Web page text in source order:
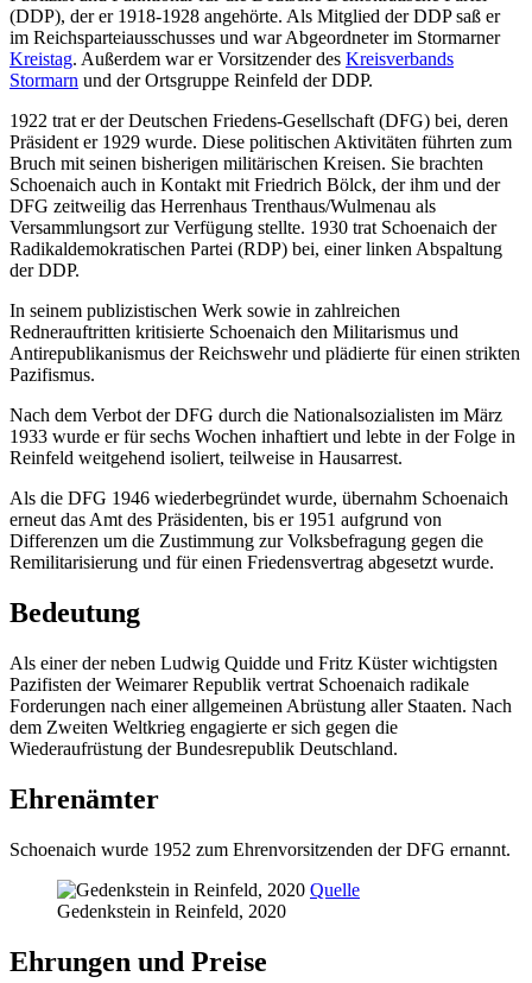
(DDP), der er 1918-1928 angehörte. Als Mitglied der DDP saß er
im Reichsparteiausschusses und war Abgeordneter im Stormarner
Kreistag. Außerdem war er Vorsitzender des Kreisverbands
Stormarn und der Ortsgruppe Reinfeld der DDP.
1922 trat er der Deutschen Friedens-Gesellschaft (DFG) bei, deren
Präsident er 1929 wurde. Diese politischen Aktivitäten führten zum
Bruch mit seinen bisherigen militärischen Kreisen. Sie brachten
Schoenaich auch in Kontakt mit Friedrich Bölck, der ihm und der
DFG zeitweilig das Herrenhaus Trenthaus/Wulmenau als
Versammlungsort zur Verfügung stellte. 1930 trat Schoenaich der
Radikaldemokratischen Partei (RDP) bei, einer linken Abspaltung
der DDP.
In seinem publizistischen Werk sowie in zahlreichen
Rednerauftritten kritisierte Schoenaich den Militarismus und
Antirepublikanismus der Reichswehr und plädierte für einen strikten
Pazifismus.
Nach dem Verbot der DFG durch die Nationalsozialisten im März
1933 wurde er für sechs Wochen inhaftiert und lebte in der Folge in
Reinfeld weitgehend isoliert, teilweise in Hausarrest.
Als die DFG 1946 wiederbegründet wurde, übernahm Schoenaich
erneut das Amt des Präsidenten, bis er 1951 aufgrund von
Differenzen um die Zustimmung zur Volksbefragung gegen die
Remilitarisierung und für einen Friedensvertrag abgesetzt wurde.
Bedeutung
Als einer der neben Ludwig Quidde und Fritz Küster wichtigsten
Pazifisten der Weimarer Republik vertrat Schoenaich radikale
Forderungen nach einer allgemeinen Abrüstung aller Staaten. Nach
dem Zweiten Weltkrieg engagierte er sich gegen die
Wiederaufrüstung der Bundesrepublik Deutschland.
Ehrenämter
Schoenaich wurde 1952 zum Ehrenvorsitzenden der DFG ernannt.
Quelle
Gedenkstein in Reinfeld, 2020
Ehrungen und Preise